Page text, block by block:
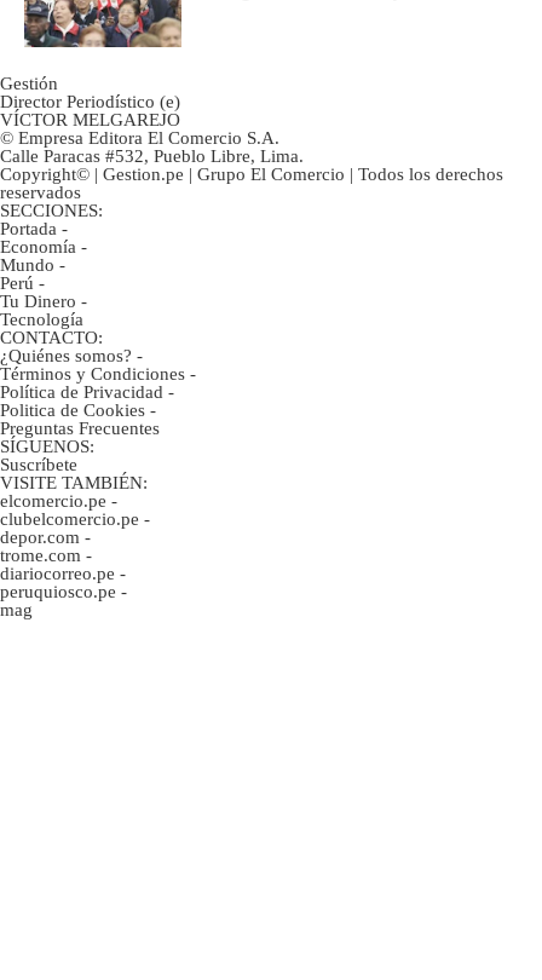
Gestión
Director Periodístico (e)
VÍCTOR MELGAREJO
© Empresa Editora El Comercio S.A.
Calle Paracas #532, Pueblo Libre, Lima.
Copyright© | Gestion.pe | Grupo El Comercio | Todos los derechos
reservados
SECCIONES:
Portada -
Economía -
Mundo -
Perú -
Tu Dinero -
Tecnología
CONTACTO:
¿Quiénes somos? -
Términos y Condiciones -
Política de Privacidad -
Politica de Cookies -
Preguntas Frecuentes
SÍGUENOS:
Suscríbete
VISITE TAMBIÉN:
elcomercio.pe -
clubelcomercio.pe -
depor.com -
trome.com -
diariocorreo.pe -
peruquiosco.pe -
mag